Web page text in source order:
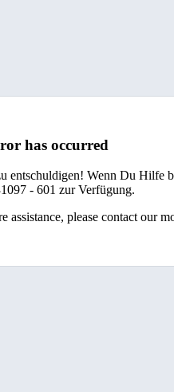
has occurred
entschuldigen! Wenn Du Hilfe
- 601 zur Verfügung.
please contact our